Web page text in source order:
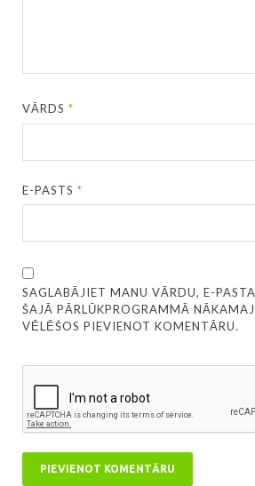
VĀRDS*
E-PASTS*
SAGLABĀJIET MANU VĀRDU, E-
ŠAJĀ PĀRLŪKPROGRAMMĀ
VĒLĒŠOS PIEVIENOT KOMENTĀRU.